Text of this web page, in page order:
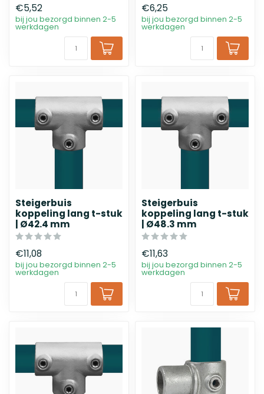
€5,52
bij jou bezorgd binnen 2-5
werkdagen
€6,25
bij jou bezorgd binnen 2-5
werkdagen
Steigerbuis
koppeling lang t-stuk
| Ø42.4 mm
€11,08
bij jou bezorgd binnen 2-5
werkdagen
Steigerbuis
koppeling lang t-stuk
| Ø48.3 mm
€11,63
bij jou bezorgd binnen 2-5
werkdagen